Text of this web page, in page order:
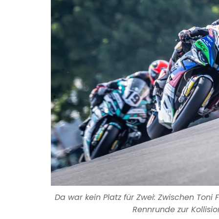
Da war kein Platz für Zwei: Zwischen
Rennrunde zur